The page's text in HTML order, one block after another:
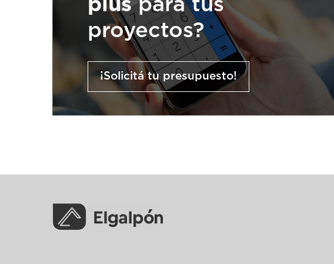
pluspara tus
proyectos?
¡Solicitá tu presupuesto!